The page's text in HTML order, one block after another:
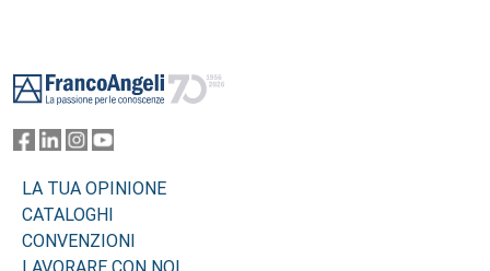
LA TUA OPINIONE
CATALOGHI
CONVENZIONI